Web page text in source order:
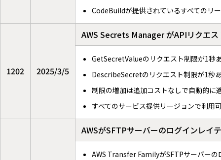
CodeBuildが提供されているすべてのリ
1202 2025/3/5
AWS Secrets Manager がAPIリクエ
GetSecretValueのリクエスト制限が1秒
DescribeSecretのリクエスト制限が1秒
制限の増加は追加コストなしで自動的に
すべてのサービス提供リージョンで利用
AWSがSFTPサーバーのログインレイ
AWS Transfer FamilyがSFTPサーバー